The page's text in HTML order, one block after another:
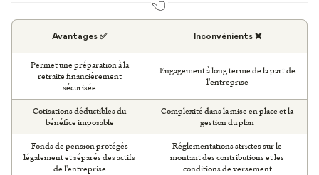
Avantages ✅ Inconvénients ❌
Permet une préparation à la
retraite financièrement
sécurisée
Engagement à long terme de la part de
l'entreprise
Cotisations déductibles du
bénéfice imposable
Complexité dans la mise en place et la
gestion du plan
Fonds de pension protégés
légalement et séparés des actifs
de l'entreprise
Réglementations strictes sur le
montant des contributions et les
conditions de versement